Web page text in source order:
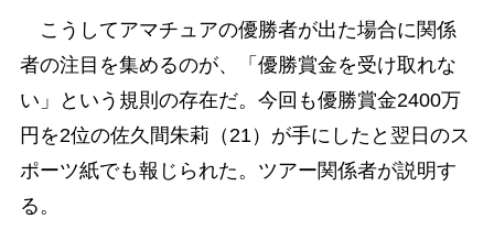
こうしてアマチュアの優勝者が出た場合に関係
者の注目を集めるのが、「優勝賞金を受け取れな
い」という規則の存在だ。今回も優勝賞金2400万
円を2位の佐久間朱莉（21）が手にしたと翌日のス
ポーツ紙でも報じられた。ツアー関係者が説明す
る。